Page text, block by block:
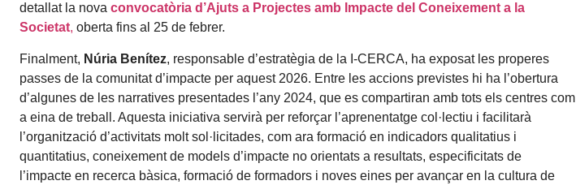
detallat la nova convocatòria d’Ajuts a Projectes amb Impacte del Coneixement a la
Societat, oberta fins al 25 de febrer.
Finalment, Núria Benítez, responsable d’estratègia de la I-CERCA, ha exposat les properes
passes de la comunitat d’impacte per aquest 2026. Entre les accions previstes hi ha l’obertura
d’algunes de les narratives presentades l’any 2024, que es compartiran amb tots els centres com
a eina de treball. Aquesta iniciativa servirà per reforçar l’aprenentatge col·lectiu i facilitarà
l’organització d’activitats molt sol·licitades, com ara formació en indicadors qualitatius i
quantitatius, coneixement de models d’impacte no orientats a resultats, especificitats de
l’impacte en recerca bàsica, formació de formadors i noves eines per avançar en la cultura de